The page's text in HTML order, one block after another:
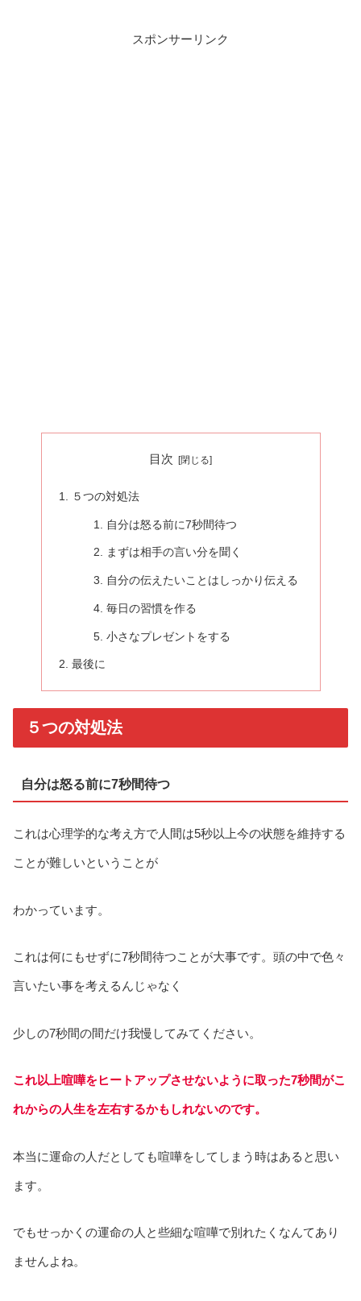
スポンサーリンク
目次
５つの対処法
自分は怒る前に7秒間待つ
まずは相手の言い分を聞く
自分の伝えたいことはしっかり伝える
毎日の習慣を作る
小さなプレゼントをする
最後に
５つの対処法
自分は怒る前に7秒間待つ
これは心理学的な考え方で人間は5秒以上今の状態を維持する
ことが難しいということが
わかっています。
これは何にもせずに7秒間待つことが大事です。頭の中で色々
言いたい事を考えるんじゃなく
少しの7秒間の間だけ我慢してみてください。
これ以上喧嘩をヒートアップさせないように取った7秒間がこ
れからの人生を左右するかもしれないのです。
本当に運命の人だとしても喧嘩をしてしまう時はあると思い
ます。
でもせっかくの運命の人と些細な喧嘩で別れたくなんてあり
ませんよね。